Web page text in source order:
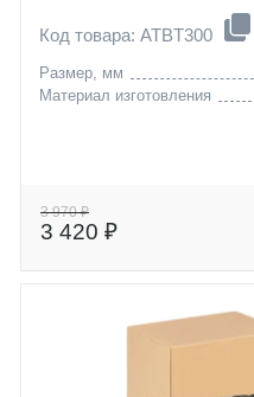
Код товара: ATBT300
Размер, мм
Материал изготовления
3 970 ₽
3 420 ₽